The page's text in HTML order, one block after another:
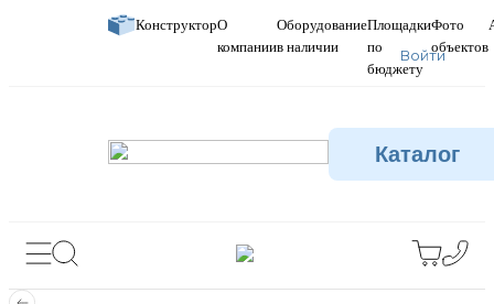
КонструкторО
компании
Оборудование
в наличии
Площадки
по
бюджету
Фото
объектов
Войти
Каталог